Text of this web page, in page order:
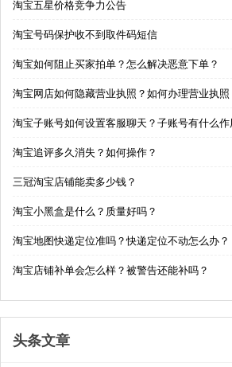
淘宝五星价格竞争力公告
淘宝号码保护收不到取件码短信
淘宝如何阻止买家拍单？怎么解决恶意下单？
淘宝网店如何隐藏营业执照？如何办理营业执照
淘宝子账号如何设置客服聊天？子账号有什么作
淘宝追评多久消失？如何操作？
三冠淘宝店铺能卖多少钱？
淘宝小黑盒是什么？质量好吗？
淘宝地图快递定位准吗？快递定位不动怎么办？
淘宝店铺补单会怎么样？被警告还能补吗？
头条文章